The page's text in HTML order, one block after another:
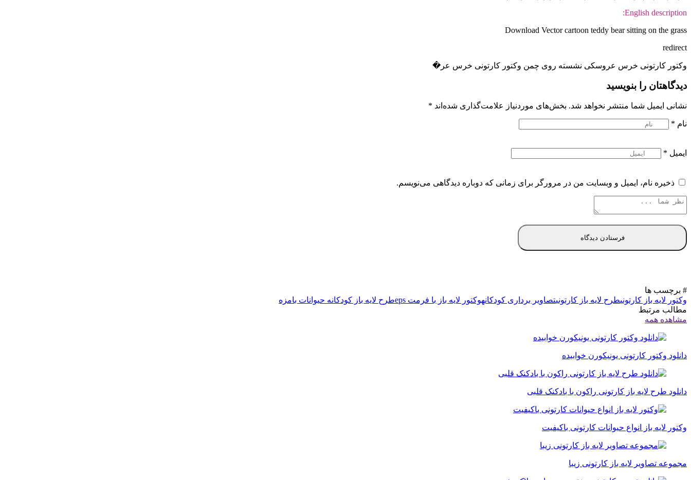
English description:
Download Vector cartoon teddy bear sitting on the grass
redirect
وکتور کارتونی خرس عروسکی نشسته روی چمن وکتور کارتونی خرس عر�
دیدگاهتان را بنویسید
نشانی ایمیل شما منتشر نخواهد شد. بخش‌های موردنیاز علامت‌گذاری شده‌اند *
نام *
ایمیل *
ذخیره نام، ایمیل و وبسایت من در مرورگر برای زمانی که دوباره دیدگاهی می‌نویسم.
# برچسب ها
وکتور لایه باز کارتونیطرح لایه باز کارتونیتصاویر برداری کودکانهوکتور لایه باز با فرمت eps
طرح لایه باز کودکانه حیوانات بامزه
مطالب مرتبط
مشاهده همه
دانلود وکتور کارتونی یونیکورن خوابیده
دانلود طرح لایه باز کارتونی راکون با بادکنک قلبی
وکتور لایه باز انواع حیوانات کارتونی باکیفیت
مجموعه تصاویر لایه باز کارتونی زیبا